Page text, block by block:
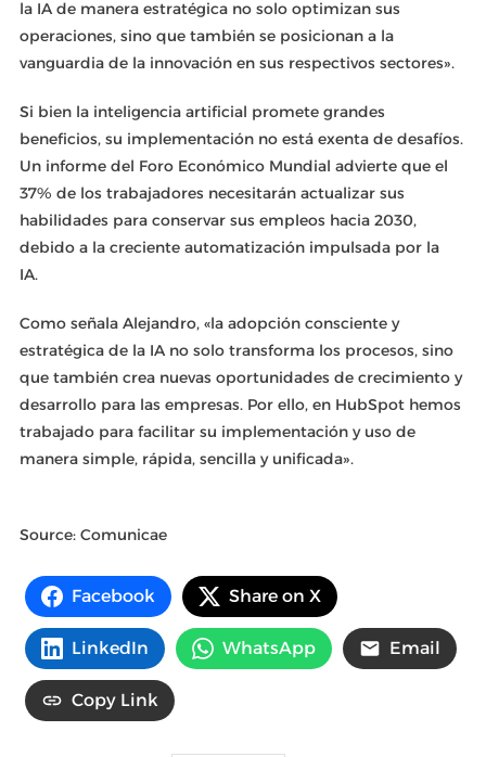
la IA de manera estratégica no solo optimizan sus
operaciones, sino que también se posicionan a la
vanguardia de la innovación en sus respectivos sectores».
Si bien la inteligencia artificial promete grandes
beneficios, su implementación no está exenta de desafíos.
Un informe del Foro Económico Mundial advierte que el
37% de los trabajadores necesitarán actualizar sus
habilidades para conservar sus empleos hacia 2030,
debido a la creciente automatización impulsada por la
IA.
Como señala Alejandro, «la adopción consciente y
estratégica de la IA no solo transforma los procesos, sino
que también crea nuevas oportunidades de crecimiento y
desarrollo para las empresas. Por ello, en HubSpot hemos
trabajado para facilitar su implementación y uso de
manera simple, rápida, sencilla y unificada».
Source: Comunicae
Facebook Share on X
LinkedIn WhatsApp Email
Copy Link